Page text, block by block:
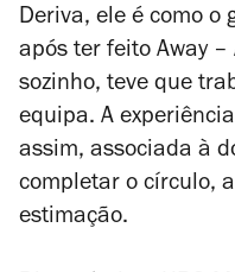
Deriva, ele é como o
após ter feito Away –
sozinho, teve que
equipa. A
assim, associada à
completar o círculo,
estimação.